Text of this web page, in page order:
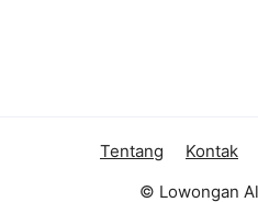
Tentang Kontak
© Lowongan